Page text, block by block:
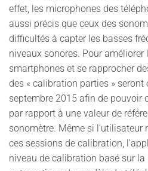
effet, les microphones des
aussi précis que ceux des
difficultés à capter les basses
niveaux sonores. Pour
smartphones et se rapprocher
des « calibration parties » seront
septembre 2015 afin de pouvoir
par rapport à une valeur de
sonomètre. Même si l’utilisateur
ces sessions de calibration,
niveau de calibration basé sur